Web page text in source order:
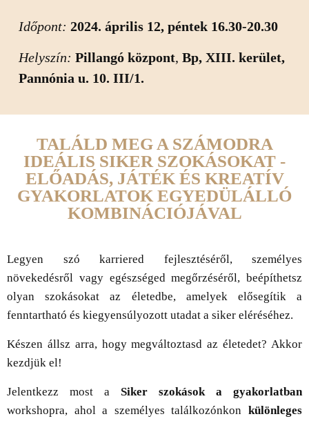
Időpont: 2024. április 12, péntek 16.30-20.30
Helyszín: Pillangó központ, Bp, XIII. kerület,
Pannónia u. 10. III/1.
TALÁLD MEG A SZÁMODRA
IDEÁLIS SIKER SZOKÁSOKAT -
ELŐADÁS, JÁTÉK ÉS KREATÍV
GYAKORLATOK EGYEDÜLÁLLÓ
KOMBINÁCIÓJÁVAL
Legyen szó karriered fejlesztéséről, személyes
növekedésről vagy egészséged megőrzéséről, beépíthetsz
olyan szokásokat az életedbe, amelyek elősegítik a
fenntartható és kiegyensúlyozott utadat a siker eléréséhez.
Készen állsz arra, hogy megváltoztasd az életedet? Akkor
kezdjük el!
Jelentkezz most a Siker szokások a gyakorlatban
workshopra, ahol a személyes találkozónkon különleges